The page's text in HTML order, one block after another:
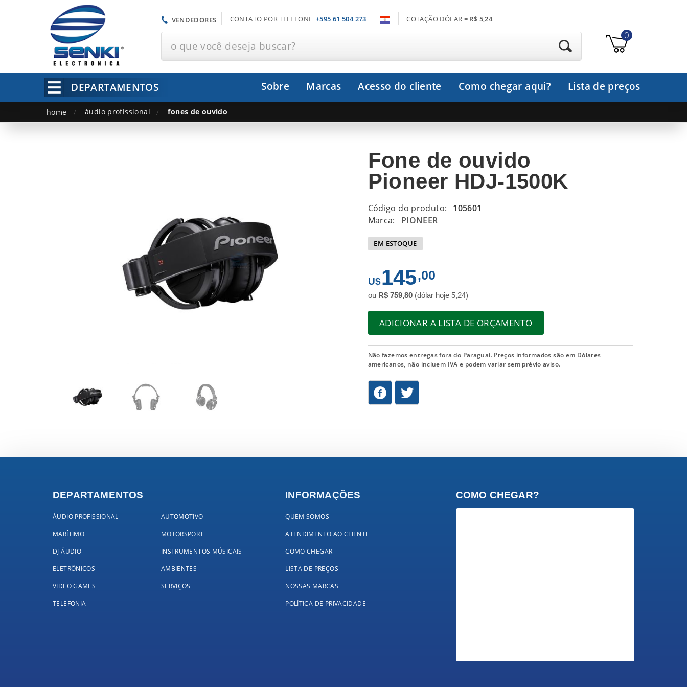
VENDEDORES CONTATO POR TELEFONE +595 61 504 273 COTAÇÃO DÓLAR = R$ 5,24
o que você deseja buscar?
0
DEPARTAMENTOS Sobre Marcas Acesso do cliente Como chegar aqui? Lista de preços
home áudio profissional fones de ouvido
Fone de ouvido
Pioneer HDJ-1500K
Código do produto:
105601
Marca:
PIONEER
EM ESTOQUE
145,00
ou R$ 759,80(dólar hoje 5,24)
ADICIONAR A LISTA DE ORÇAMENTO
Não fazemos entregas fora do Paraguai. Preços informados são em Dólares
americanos, não incluem IVA e podem variar sem prévio aviso.
DEPARTAMENTOS
ÁUDIO PROFISSIONAL
AUTOMOTIVO
MARÍTIMO
MOTORSPORT
DJ ÁUDIO
INSTRUMENTOS MÚSICAIS
ELETRÔNICOS
AMBIENTES
VIDEO GAMES
SERVIÇOS
TELEFONIA
INFORMAÇÕES
QUEM SOMOS
ATENDIMENTO AO CLIENTE
COMO CHEGAR
LISTA DE PREÇOS
NOSSAS MARCAS
POLÍTICA DE PRIVACIDADE
COMO CHEGAR?